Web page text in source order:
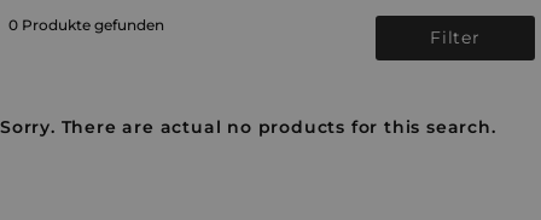
0 Produkte gefunden
Filter
Sorry. There are actual no products for this search.